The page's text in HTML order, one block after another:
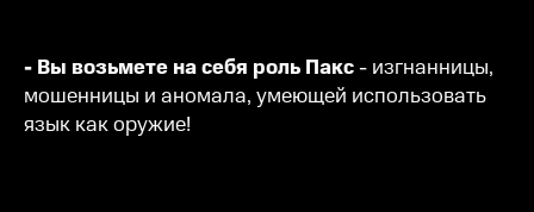
- Вы возьмете на себя роль Пакс- изгнанницы,
мошенницы и аномала, умеющей использовать
язык как оружие!